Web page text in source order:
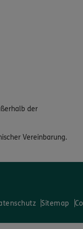
der
Vereinbarung.
Sitemap